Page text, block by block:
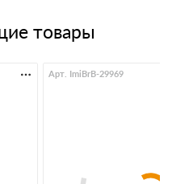
товары
Арт. ImiBrB-29969